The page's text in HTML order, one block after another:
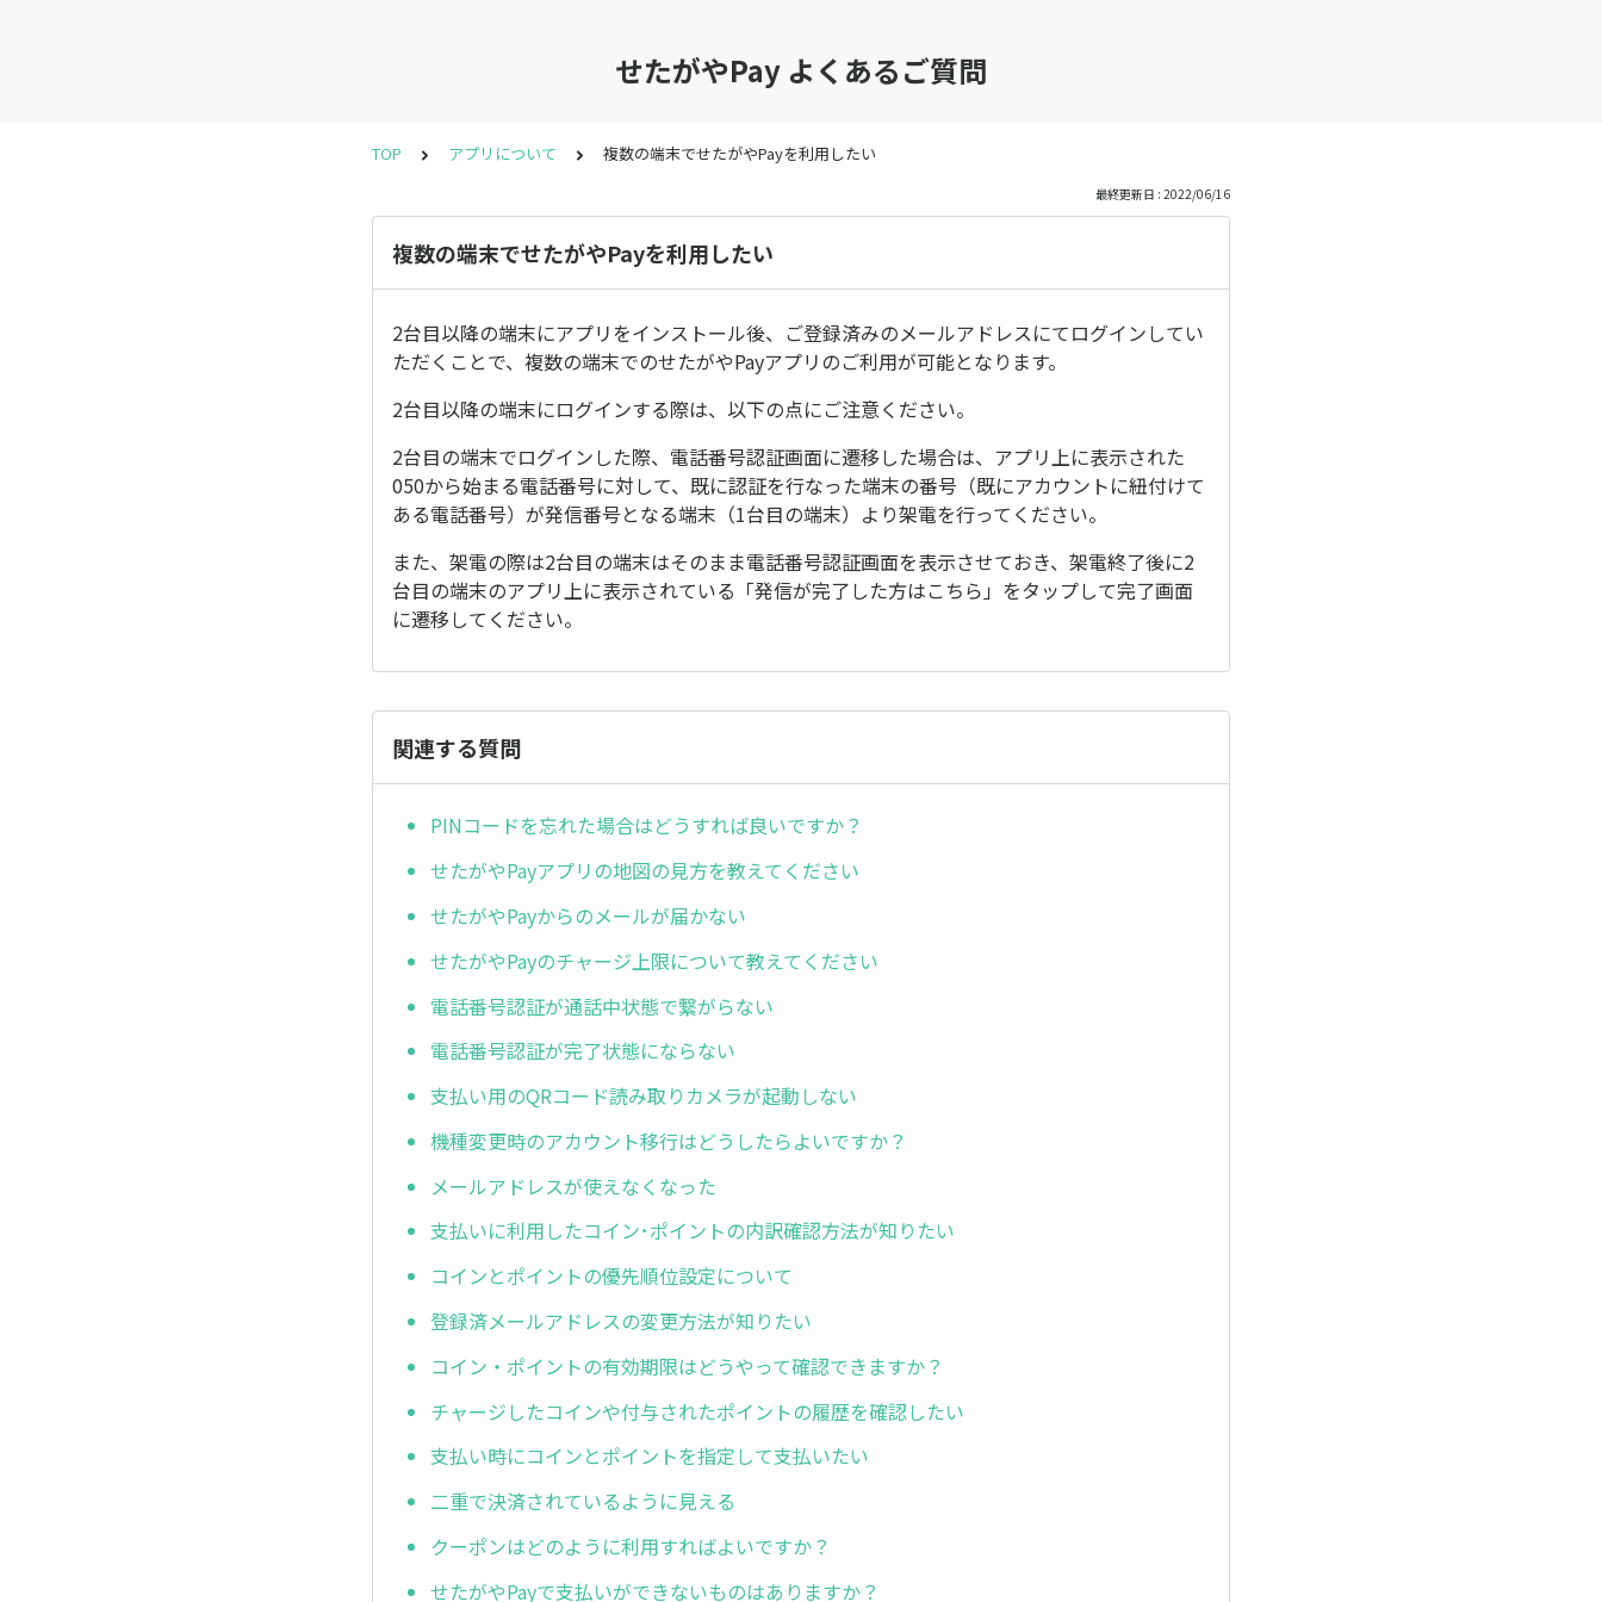
せたがやPay よくあるご質問
TOP アプリについて 複数の端末でせたがやPayを利用したい
最終更新日 : 2022/06/16
複数の端末でせたがやPayを利用したい
2台目以降の端末にアプリをインストール後、ご登録済みのメールアドレスにてログインしてい
ただくことで、複数の端末でのせたがやPayアプリのご利用が可能となります。
2台目以降の端末にログインする際は、以下の点にご注意ください。
2台目の端末でログインした際、電話番号認証画面に遷移した場合は、アプリ上に表示された
050から始まる電話番号に対して、既に認証を行なった端末の番号（既にアカウントに紐付けて
ある電話番号）が発信番号となる端末（1台目の端末）より架電を行ってください。
また、架電の際は2台目の端末はそのまま電話番号認証画面を表示させておき、架電終了後に2
台目の端末のアプリ上に表示されている「発信が完了した方はこちら」をタップして完了画面
に遷移してください。
関連する質問
PINコードを忘れた場合はどうすれば良いですか？
せたがやPayアプリの地図の見方を教えてください
せたがやPayからのメールが届かない
せたがやPayのチャージ上限について教えてください
電話番号認証が通話中状態で繋がらない
電話番号認証が完了状態にならない
支払い用のQRコード読み取りカメラが起動しない
機種変更時のアカウント移行はどうしたらよいですか？
メールアドレスが使えなくなった
支払いに利用したコイン･ポイントの内訳確認方法が知りたい
コインとポイントの優先順位設定について
登録済メールアドレスの変更方法が知りたい
コイン・ポイントの有効期限はどうやって確認できますか？
チャージしたコインや付与されたポイントの履歴を確認したい
支払い時にコインとポイントを指定して支払いたい
二重で決済されているように見える
クーポンはどのように利用すればよいですか？
せたがやPayで支払いができないものはありますか？